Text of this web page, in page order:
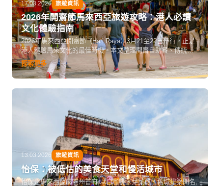
17.03.2026 旅遊資訊
2026年開齋節馬來西亞旅遊攻略：港人必讀
文化體驗指南
2026年馬來西亞開齋節（Hari Raya）3月21至22日舉行，正是
港人體驗馬來文化的最佳時機。本文整理開齋自助餐、傳統美
食、文化禮儀、吉隆坡酒店推薦及香港直飛航班資訊，助你把
握這個難得的節慶旅遊窗口。
探索更多
13.03.2026 旅遊資訊
怡保：被低估的美食天堂和慢活城市
怡保是馬來西亞霹靂州首府,以白咖啡、芽菜雞、舊城建築聞名,